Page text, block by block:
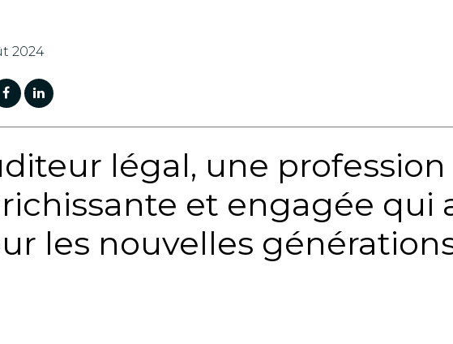
2024
légal, une profession
et engagée qui
les nouvelles